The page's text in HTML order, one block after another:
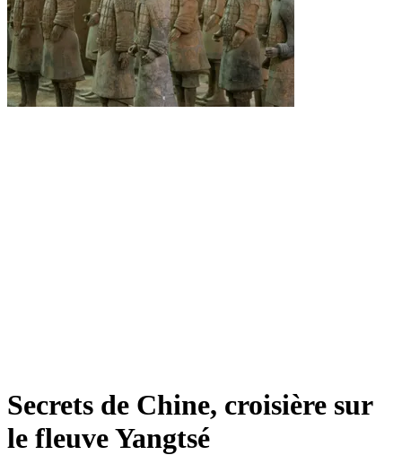
Secrets de Chine, croisière sur
le fleuve Yangtsé